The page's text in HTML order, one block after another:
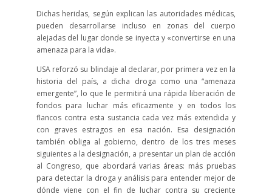
Dichas heridas, según explican las autoridades médicas,
pueden desarrollarse incluso en zonas del cuerpo
alejadas del lugar donde se inyecta y «convertirse en una
amenaza para la vida».
USA reforzó su blindaje al declarar, por primera vez en la
historia del país, a dicha droga como una “amenaza
emergente”, lo que le permitirá una rápida liberación de
fondos para luchar más eficazmente y en todos los
flancos contra esta sustancia cada vez más extendida y
con graves estragos en esa nación. Esa designación
también obliga al gobierno, dentro de los tres meses
siguientes a la designación, a presentar un plan de acción
al Congreso, que abordará varias áreas: más pruebas
para detectar la droga y análisis para entender mejor de
dónde viene con el fin de luchar contra su creciente